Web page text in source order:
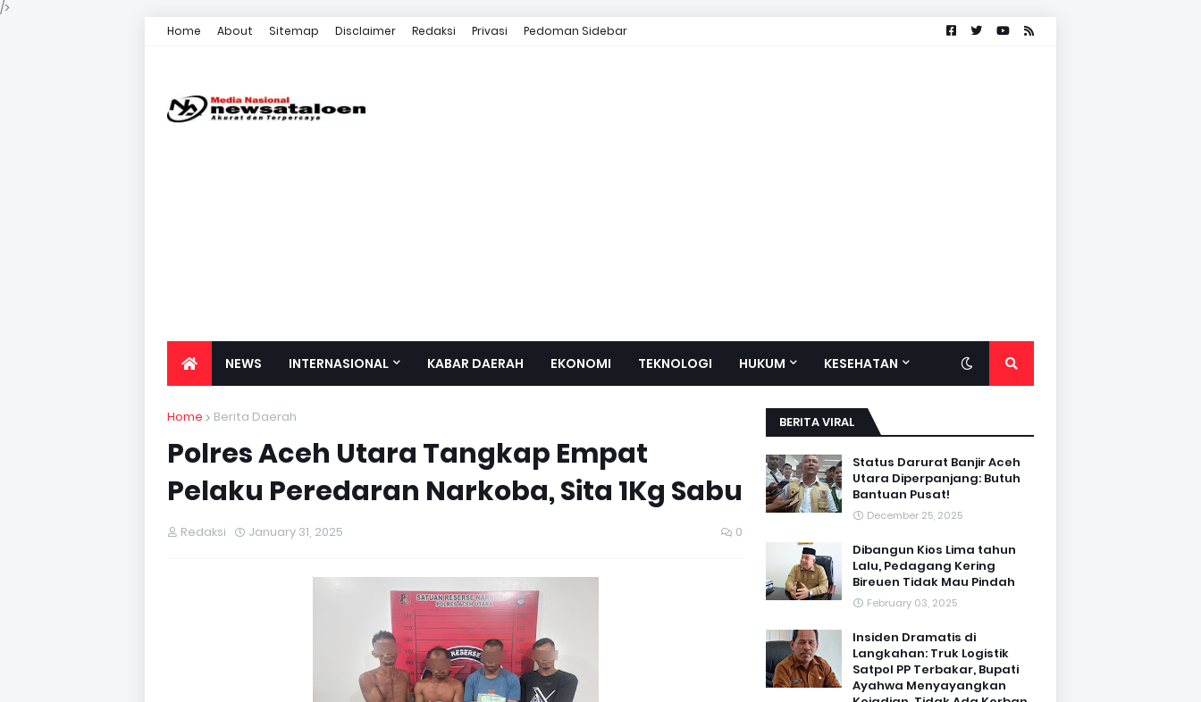
/>
Home About Sitemap Disclaimer Redaksi Privasi Pedoman Sidebar
NEWS INTERNASIONAL KABAR DAERAH EKONOMI TEKNOLOGI HUKUM KESEHATAN
Home Berita Daerah
Polres Aceh Utara Tangkap Empat
Pelaku Peredaran Narkoba, Sita 1Kg Sabu
Redaksi January 31, 2025 0
BERITA VIRAL
Status Darurat Banjir Aceh
Utara Diperpanjang: Butuh
Bantuan Pusat!
December 25, 2025
Dibangun Kios Lima tahun
Lalu, Pedagang Kering
Bireuen Tidak Mau Pindah
February 03, 2025
Insiden Dramatis di
Langkahan: Truk Logistik
Satpol PP Terbakar, Bupati
Ayahwa Menyayangkan